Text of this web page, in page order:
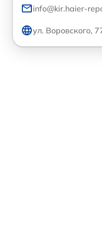
info@kir.haier-
ул. Воровского,